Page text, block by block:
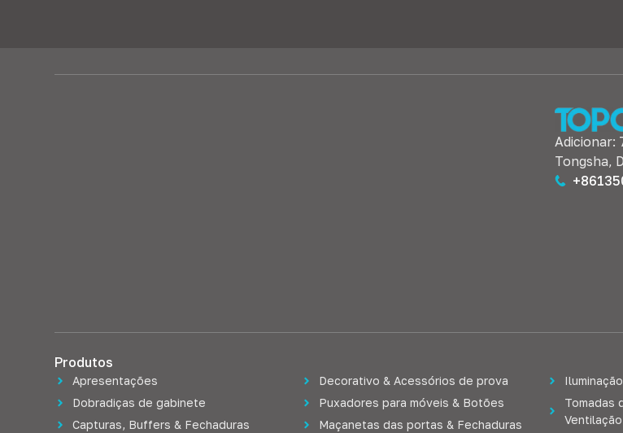
Adicionar:
Tongsha,
Produtos
Apresentações
Dobradiças de gabinete
Capturas, Buffers & Fechaduras
Decorativo & Acessórios de prova
Puxadores para móveis & Botões
Maçanetas das portas & Fechaduras
Tomadas